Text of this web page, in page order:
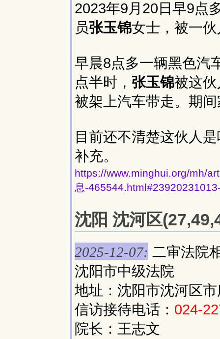
2023年9月20日早9点
员张玉锦女士，被一
早晨8点多一辆黑色汽
点半时， 张玉锦被这伙
被架上汽车带走。期
目前还不清楚这伙人
补充。
https://www.minghui.org/mh/
息-
沈阳 沈河区
2025-12-07: 二审法院
沈阳市中级法院
地址：沈阳市沈河区
信访接待电话： 024-
院长：王志文